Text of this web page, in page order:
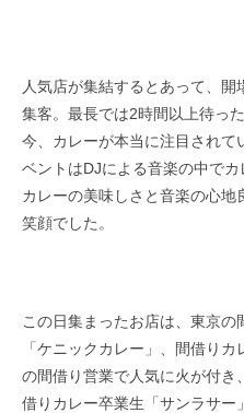
人気店が集結するとあって、
集客。最長では2時間以上待っ
今、カレー​が本当に注目されて
ベントはDJによる音楽の中でカ
カレーの美味しさと音楽の心
笑顔​でした。​
この日集まったお店は、東京
「ケニックカレー」、​間借り
の間借り営業で人気に火が付き
借りカレー卒業生「サンラサ